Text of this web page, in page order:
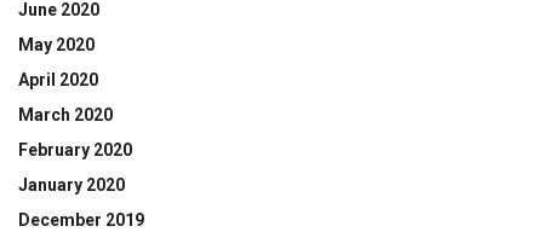
June 2020
May 2020
April 2020
March 2020
February 2020
January 2020
December 2019